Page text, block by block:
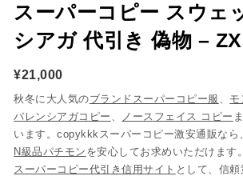
スーパーコピー スウェ
シアガ 代引き 偽物 –
¥21,000
秋冬に大人気のブランドスーパーコピー服 、 モ
バレンシアガコピー 、 ノースフェイス コピー
います。copykkkスーパーコピー激安通販なら
N級品パチモン を安心してお求めいただけます
スーパーコピー代引き信用サイト として、信